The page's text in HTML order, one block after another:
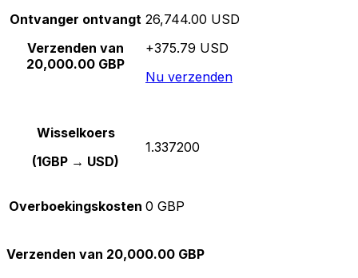
Ontvanger ontvangt
Verzenden van
20,000.00 GBP
26,744.00 USD
+375.79 USD
Nu verzenden
Wisselkoers
(1GBP → USD)
1.337200
Overboekingskosten 0 GBP
Verzenden van 20,000.00 GBP